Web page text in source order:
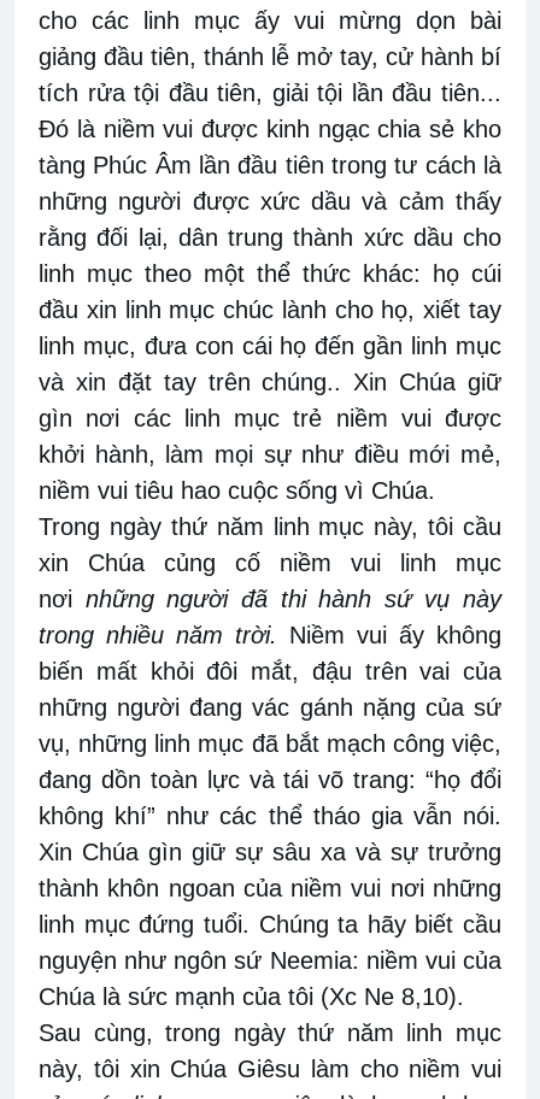
cho các linh mục ấy vui mừng dọn bài
giảng đầu tiên, thánh lễ mở tay, cử hành bí
tích rửa tội đầu tiên, giải tội lần đầu tiên...
Đó là niềm vui được kinh ngạc chia sẻ kho
tàng Phúc Âm lần đầu tiên trong tư cách là
những người được xức dầu và cảm thấy
rằng đối lại, dân trung thành xức dầu cho
linh mục theo một thể thức khác: họ cúi
đầu xin linh mục chúc lành cho họ, xiết tay
linh mục, đưa con cái họ đến gần linh mục
và xin đặt tay trên chúng.. Xin Chúa giữ
gìn nơi các linh mục trẻ niềm vui được
khởi hành, làm mọi sự như điều mới mẻ,
niềm vui tiêu hao cuộc sống vì Chúa.
Trong ngày thứ năm linh mục này, tôi cầu
xin Chúa củng cố niềm vui linh mục
nơi những người đã thi hành sứ vụ này
trong nhiều năm trời. Niềm vui ấy không
biến mất khỏi đôi mắt, đậu trên vai của
những người đang vác gánh nặng của sứ
vụ, những linh mục đã bắt mạch công việc,
đang dồn toàn lực và tái võ trang: “họ đổi
không khí” như các thể tháo gia vẫn nói.
Xin Chúa gìn giữ sự sâu xa và sự trưởng
thành khôn ngoan của niềm vui nơi những
linh mục đứng tuổi. Chúng ta hãy biết cầu
nguyện như ngôn sứ Neemia: niềm vui của
Chúa là sức mạnh của tôi (Xc Ne 8,10).
Sau cùng, trong ngày thứ năm linh mục
này, tôi xin Chúa Giêsu làm cho niềm vui